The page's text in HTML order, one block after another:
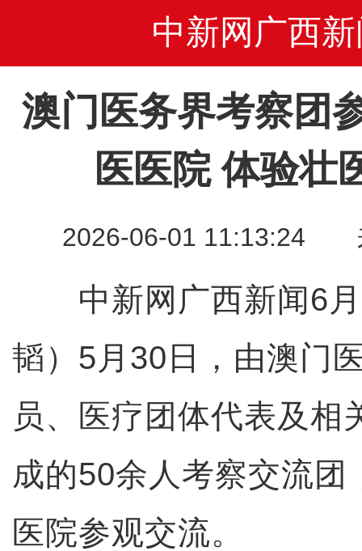
中新网广西新
澳门医务界考察团
医医院 体验壮
2026-06-01 11:13:24
中新网广西新闻6月
韬）5月30日，由澳门
员、医疗团体代表及相
成的50余人考察交流团
医院参观交流。